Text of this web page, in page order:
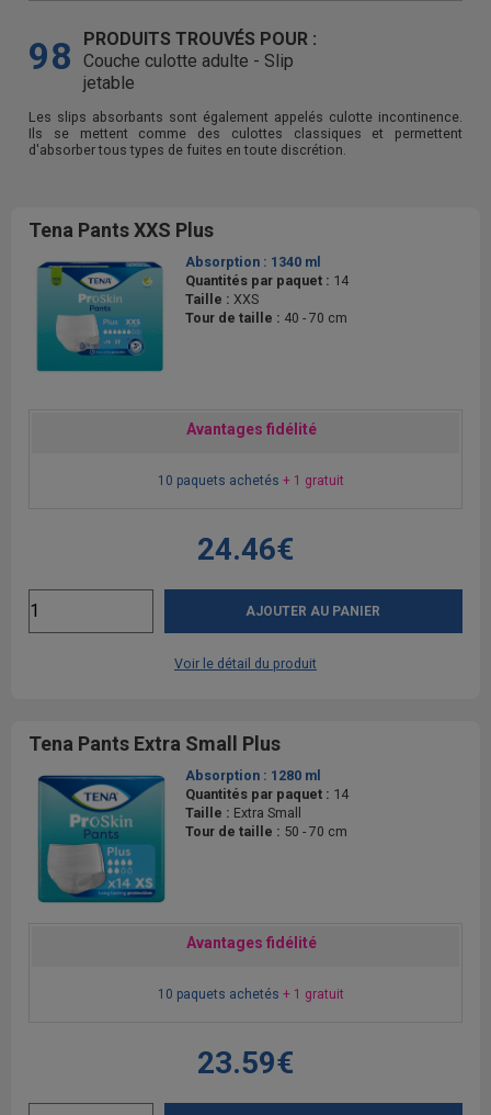
98
PRODUITS TROUVÉS POUR :
Couche culotte adulte - Slip
jetable
Les slips absorbants sont également appelés culotte incontinence.
Ils se mettent comme des culottes classiques et permettent
d'absorber tous types de fuites en toute discrétion.
Tena Pants XXS Plus
Absorption : 1340 ml
Quantités par paquet : 14
Taille : XXS
Tour de taille : 40 - 70 cm
Avantages fidélité
10 paquets achetés + 1 gratuit
24.46€
AJOUTER AU PANIER
Voir le détail du produit
Tena Pants Extra Small Plus
Absorption : 1280 ml
Quantités par paquet : 14
Taille : Extra Small
Tour de taille : 50 - 70 cm
Avantages fidélité
10 paquets achetés + 1 gratuit
23.59€